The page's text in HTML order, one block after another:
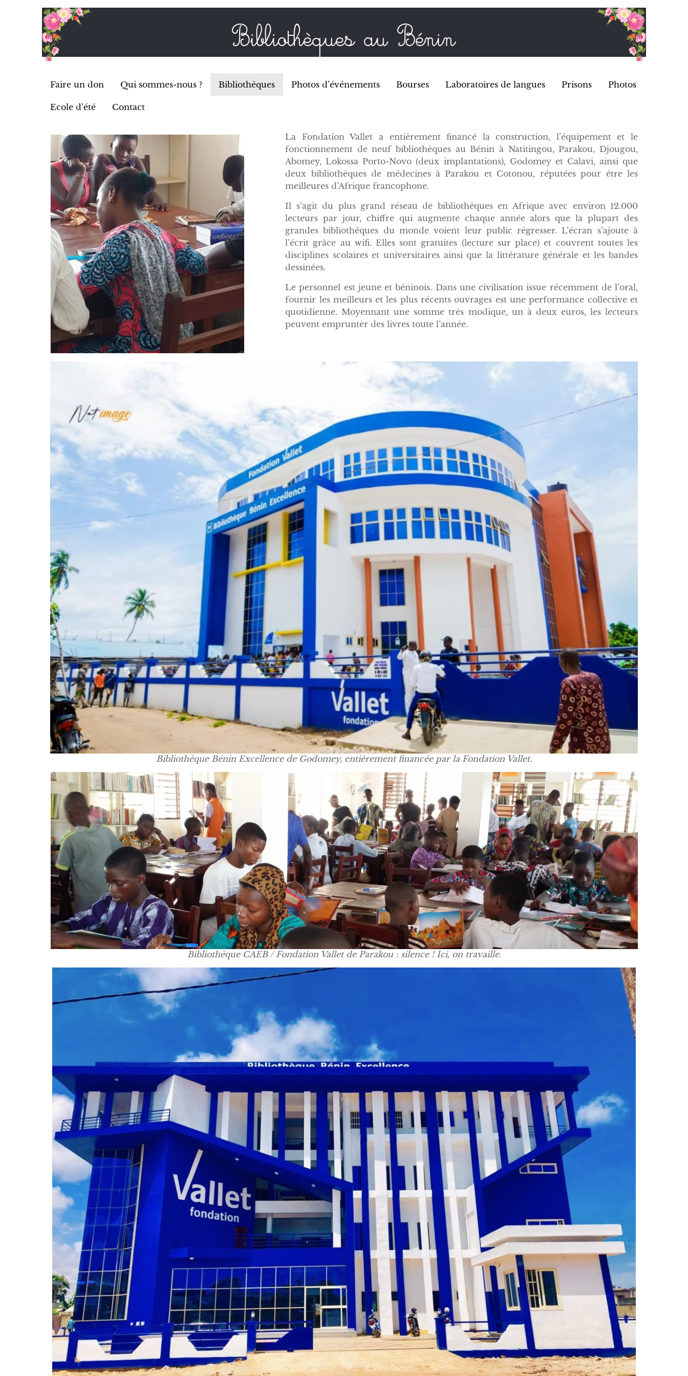
Bibliothèques au Bénin
Faire un don Qui sommes-nous ? Bibliothèques Photos d’événements Bourses Laboratoires de langues Prisons Photos
Ecole d’été Contact
La Fondation Vallet a entièrement financé la construction, l’équipement et le
fonctionnement de neuf bibliothèques au Bénin à Natitingou, Parakou, Djougou,
Abomey, Lokossa Porto-Novo (deux implantations), Godomey et Calavi, ainsi que
deux bibliothèques de médecines à Parakou et Cotonou, réputées pour être les
meilleures d’Afrique francophone.
Il s’agit du plus grand réseau de bibliothèques en Afrique avec environ 12.000
lecteurs par jour, chiffre qui augmente chaque année alors que la plupart des
grandes bibliothèques du monde voient leur public régresser. L’écran s’ajoute à
l’écrit grâce au wifi. Elles sont gratuites (lecture sur place) et couvrent toutes les
disciplines scolaires et universitaires ainsi que la littérature générale et les bandes
dessinées.
Le personnel est jeune et béninois. Dans une civilisation issue récemment de l’oral,
fournir les meilleurs et les plus récents ouvrages est une performance collective et
quotidienne. Moyennant une somme très modique, un à deux euros, les lecteurs
peuvent emprunter des livres toute l’année.
Bibliothèque Bénin Excellence de Godomey, entièrement financée par la Fondation Vallet.
Bibliothèque CAEB / Fondation Vallet de Parakou : silence ! Ici, on travaille.